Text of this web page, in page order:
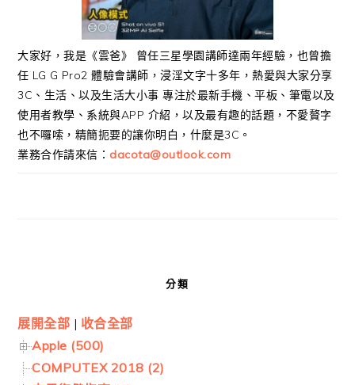
大家好，我是《雲爸》 曾任三星學園講師達兩年經驗，也曾擔
任 LG G Pro2 體驗會講師，浸淫文字十多年，熱愛與大家分享
3C、生活、以及生活大小事 專注於最新手機、平板、筆電以及
使用者教學、系統與APP 介紹，以及最有趣的話題，不愛贅字
也不囉嗦，精簡扼要的讓你明白，什麼是3C。
業務合作請來信： dacota@outlook.com
分類
展開全部 | 收合全部
Apple (500)
COMPUTEX 2018 (2)